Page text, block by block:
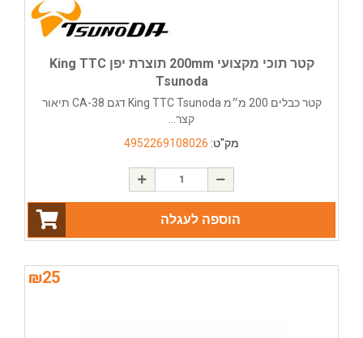
קטר תוכי מקצועי 200mm תוצרת יפן King TTC
Tsunoda
קטר כבלים 200 מ״מ King TTC Tsunoda דגם CA-38 תיאור
קצר...
מק"ט: 4952269108026
הוספה לעגלה
₪25